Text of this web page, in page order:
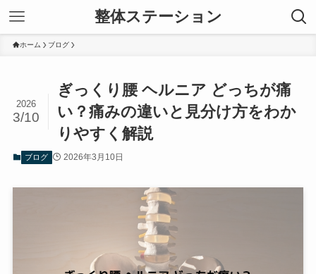
整体ステーション
ホーム ブログ
ぎっくり腰 ヘルニア どっちが痛
い？痛みの違いと見分け方をわか
りやすく解説
2026
3/10
ブログ 2026年3月10日